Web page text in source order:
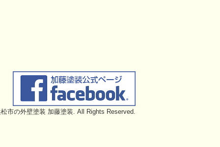
市の外壁塗装 加藤塗装. All Rights Reserved.